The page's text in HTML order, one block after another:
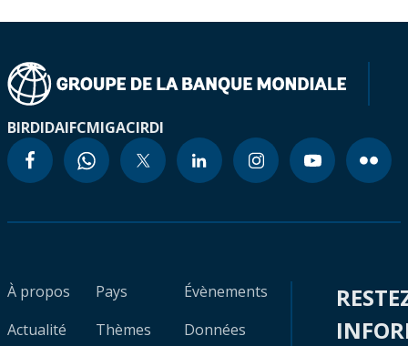
BIRDIDAIFCMIGACIRDI
À propos
Actualité
Pays
Thèmes
Évènements
Données